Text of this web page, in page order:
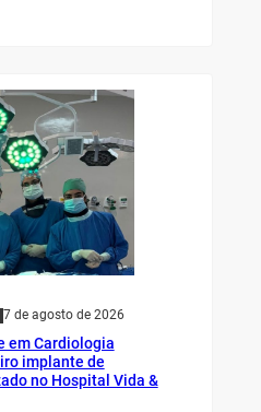
7 de agosto de 2026
em Cardiologia
implante de
no Hospital Vida &